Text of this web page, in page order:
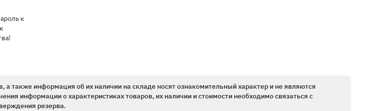
к
также информация об их наличии на складе носят ознакомительный характер и не являются
информации о характеристиках товаров, их наличии и стоимости необходимо связаться с
резерва.